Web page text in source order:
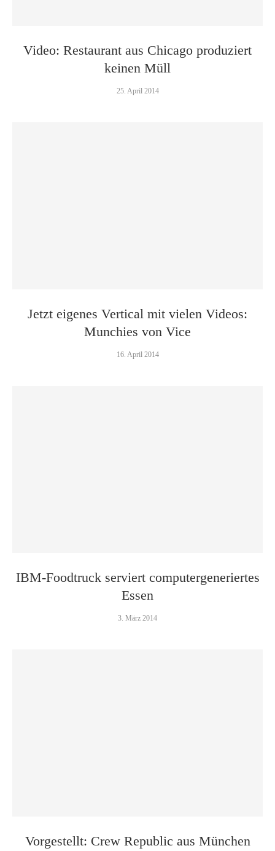
Video: Restaurant aus Chicago produziert
keinen Müll
25. April 2014
Jetzt eigenes Vertical mit vielen Videos:
Munchies von Vice
16. April 2014
IBM-Foodtruck serviert computergeneriertes
Essen
3. März 2014
Vorgestellt: Crew Republic aus München